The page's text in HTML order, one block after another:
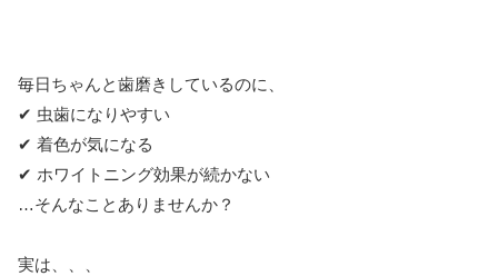
毎日ちゃんと歯磨きしているのに、
✔ 虫歯になりやすい
✔ 着色が気になる
✔ ホワイトニング効果が続かない
…そんなことありませんか？
実は、、、